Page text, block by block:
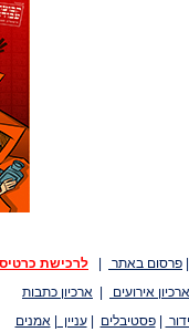
פרסום באתר
לרכישת
ארכיון אירועים
ארכיון כתבות
|פסטיבלים |עניין |אמנים